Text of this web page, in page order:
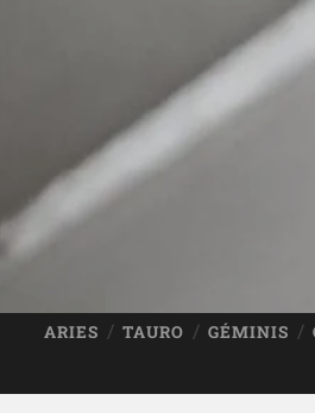
ARIES TAURO GÉMINIS